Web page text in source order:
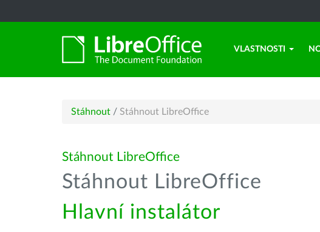
VLASTNOSTI
Stáhnout / Stáhnout LibreOffice
Stáhnout LibreOffice
Stáhnout LibreOffice
Hlavní instalátor